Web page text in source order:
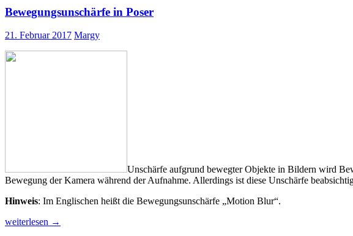
DAZ
Wettbewerb
Bewegungsunschärfe in Poser
21. Februar 2017 Margy
Unschärfe aufgrund bewegter Objekte in Bildern wird
Bewegung der Kamera während der Aufnahme. Allerdings ist diese Unschärfe
Hinweis: Im Englischen heißt die Bewegungsunschärfe „Motion Blur“.
Bewegungsunschärfe
weiterlesen →